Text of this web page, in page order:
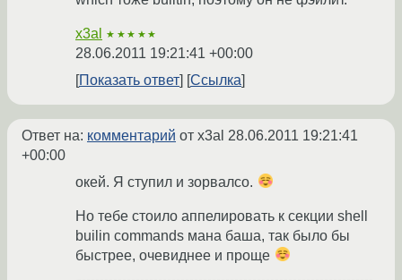
x3al ★★★★★
28.06.2011 19:21:41 +00:00
Показать ответ
Ссылка
Ответ на: комментарий от x3al 28.06.2011 19:21:41
+00:00
окей. Я ступил и зорвалсо.
Но тебе стоило аппелировать к секции shell
builin commands мана баша, так было бы
быстрее, очевиднее и проще